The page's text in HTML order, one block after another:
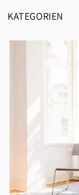
KATEGORIEN